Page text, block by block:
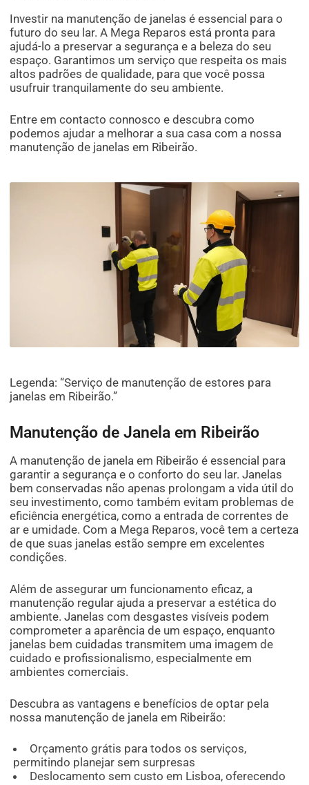
Investir na manutenção de janelas é essencial para o
futuro do seu lar. A Mega Reparos está pronta para
ajudá-lo a preservar a segurança e a beleza do seu
espaço. Garantimos um serviço que respeita os mais
altos padrões de qualidade, para que você possa
usufruir tranquilamente do seu ambiente.
Entre em contacto connosco e descubra como
podemos ajudar a melhorar a sua casa com a nossa
manutenção de janelas em Ribeirão.
Legenda: “Serviço de manutenção de estores para
janelas em Ribeirão.”
Manutenção de Janela em Ribeirão
A manutenção de janela em Ribeirão é essencial para
garantir a segurança e o conforto do seu lar. Janelas
bem conservadas não apenas prolongam a vida útil do
seu investimento, como também evitam problemas de
eficiência energética, como a entrada de correntes de
ar e umidade. Com a Mega Reparos, você tem a certeza
de que suas janelas estão sempre em excelentes
condições.
Além de assegurar um funcionamento eficaz, a
manutenção regular ajuda a preservar a estética do
ambiente. Janelas com desgastes visíveis podem
comprometer a aparência de um espaço, enquanto
janelas bem cuidadas transmitem uma imagem de
cuidado e profissionalismo, especialmente em
ambientes comerciais.
Descubra as vantagens e benefícios de optar pela
nossa manutenção de janela em Ribeirão:
Orçamento grátis para todos os serviços,
permitindo planejar sem surpresas
Deslocamento sem custo em Lisboa, oferecendo